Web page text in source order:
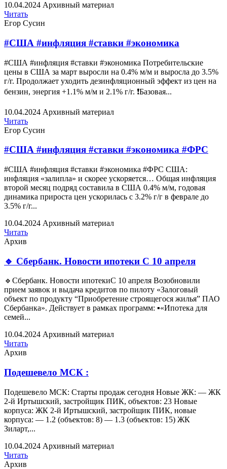
10.04.2024 Архивный материал
Читать
Егор Сусин
#США #инфляция #ставки #экономика
#США #инфляция #ставки #экономика Потребительские
цены в США за март выросли на 0.4% м/м и выросла до 3.5%
г/г. Продолжает уходить дезинфляционный эффект из цен на
бензин, энергия +1.1% м/м и 2.1% г/г. ❗️Базовая...
10.04.2024 Архивный материал
Читать
Егор Сусин
#США #инфляция #ставки #экономика #ФРС
#США #инфляция #ставки #экономика #ФРС США:
инфляция «залипла» и скорее ускоряется… Общая инфляция
второй месяц подряд составила в США 0.4% м/м, годовая
динамика прироста цен ускорилась с 3.2% г/г в феврале до
3.5% г/г...
10.04.2024 Архивный материал
Читать
Архив
🔹 Сбербанк. Новости ипотеки С 10 апреля
🔹Сбербанк. Новости ипотекиС 10 апреля Возобновили
прием заявок и выдача кредитов по пилоту «Залоговый
объект по продукту “Приобретение строящегося жилья” ПАО
Сбербанка». Действует в рамках программ: ▪️«Ипотека для
семей...
10.04.2024 Архивный материал
Читать
Архив
Подешевело МСК :
Подешевело МСК: Старты продаж сегодня Новые ЖК: — ЖК
2-й Иртышский, застройщик ПИК, объектов: 23 Новые
корпуса: ЖК 2-й Иртышский, застройщик ПИК, новые
корпуса: — 1.2 (объектов: 8) — 1.3 (объектов: 15) ЖК
Зиларт,...
10.04.2024 Архивный материал
Читать
Архив